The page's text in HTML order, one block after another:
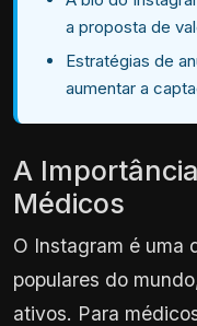
a proposta de
Estratégias de
aumentar a
A
Médicos
O Instagram é uma
populares do
ativos. Para